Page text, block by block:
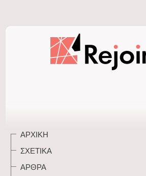
ΑΡΧΙΚΉ
ΣΧΕΤΙΚΆ
ΆΡΘΡΑ